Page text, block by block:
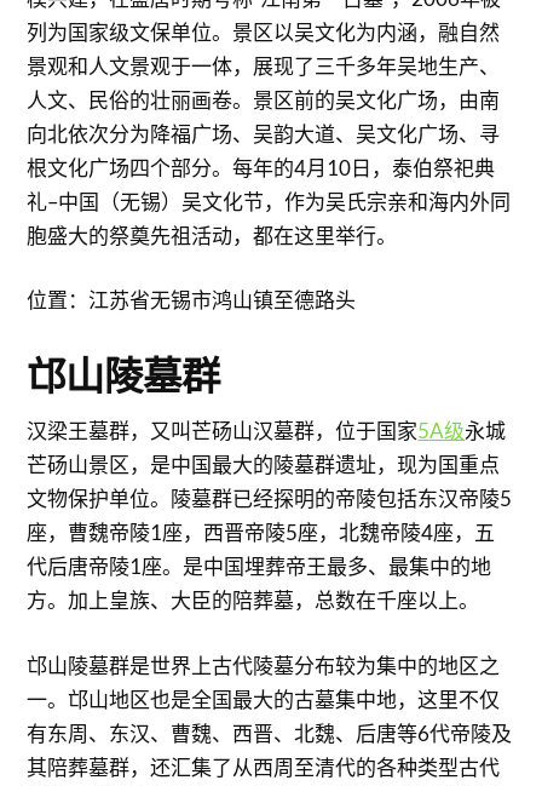
列为国家级文保单位。景区以吴文化为内涵，融自然
景观和人文景观于一体，展现了三千多年吴地生产、
人文、民俗的壮丽画卷。景区前的吴文化广场，由南
向北依次分为降福广场、吴韵大道、吴文化广场、寻
根文化广场四个部分。每年的4月10日，泰伯祭祀典
礼–中国（无锡）吴文化节，作为吴氏宗亲和海内外同
胞盛大的祭奠先祖活动，都在这里举行。
位置：江苏省无锡市鸿山镇至德路头
邙山陵墓群
汉梁王墓群，又叫芒砀山汉墓群，位于国家5A级永城
芒砀山景区，是中国最大的陵墓群遗址，现为国重点
文物保护单位。陵墓群已经探明的帝陵包括东汉帝陵5
座，曹魏帝陵1座，西晋帝陵5座，北魏帝陵4座，五
代后唐帝陵1座。是中国埋葬帝王最多、最集中的地
方。加上皇族、大臣的陪葬墓，总数在千座以上。
邙山陵墓群是世界上古代陵墓分布较为集中的地区之
一。邙山地区也是全国最大的古墓集中地，这里不仅
有东周、东汉、曹魏、西晋、北魏、后唐等6代帝陵及
其陪葬墓群，还汇集了从西周至清代的各种类型古代